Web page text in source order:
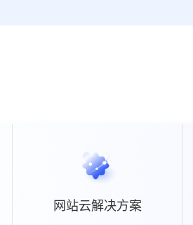
网站云解决方案